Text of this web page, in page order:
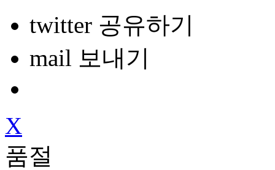
twitter 공유하기
mail 보내기
X
품절